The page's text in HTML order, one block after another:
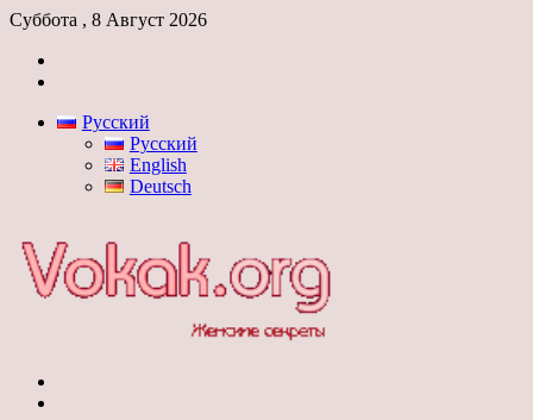
Суббота , 8 Август 2026
Русский
Русский
English
Deutsch